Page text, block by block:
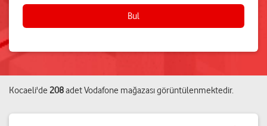
Bul
Kocaeli'de 208adetVodafone mağazasıgörüntülenmektedir.